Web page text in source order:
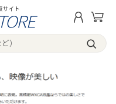
サイト